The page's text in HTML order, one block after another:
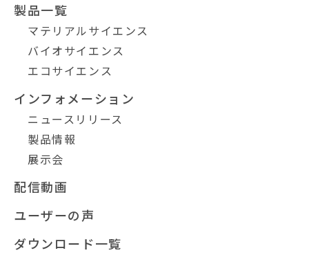
製品一覧
マテリアルサイエンス
バイオサイエンス
エコサイエンス
インフォメーション
ニュースリリース
製品情報
展示会
配信動画
ユーザーの声
ダウンロード一覧